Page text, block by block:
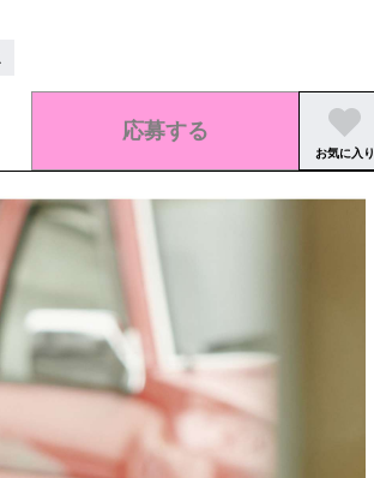
応募する
お気に入り